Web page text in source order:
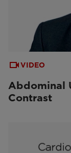
VIDEO
Abdominal
Contrast